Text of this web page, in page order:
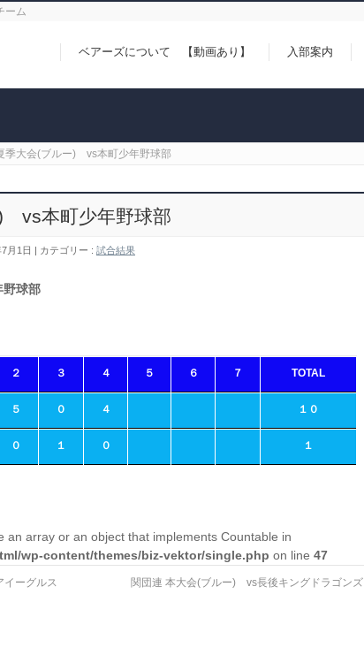
ーム
ベアーズについて 【動画あり】 入部案内
季大会(ブルー) vs本町少年野球部
vs本町少年野球部
月1日 カテゴリー : 試合結果
球部
２ ３ ４ ５ ６ ７ TOTAL
５ ０ ４ １０
０ １ ０ １
an array or an object that implements Countable in
wp-content/themes/biz-vektor/single.php on line 47
ーグルス 関団連 本大会(ブルー) vs長後キングドラゴンズ